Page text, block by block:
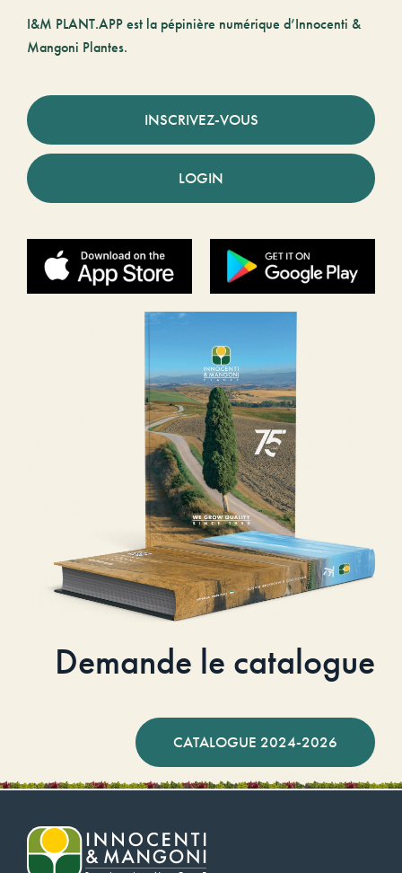
I&M PLANT.APP est la pépinière numérique d’Innocenti &
Mangoni Plantes.
INSCRIVEZ-VOUS
LOGIN
Demande le catalogue
CATALOGUE 2024-2026